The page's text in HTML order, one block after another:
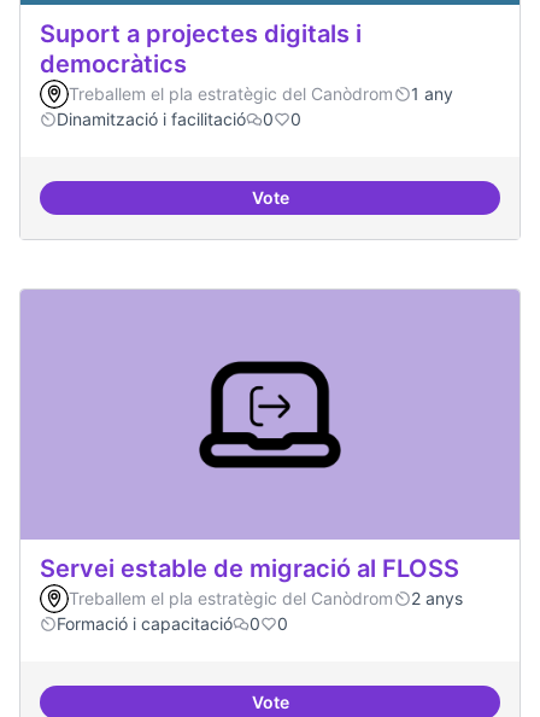
Suport a projectes digitals i
democràtics
Treballem el pla estratègic del Canòdrom
1 any
Dinamització i facilitació
0 0
VoteSuport a projectes digitals i
Servei estable de migració al FLOSS
Treballem el pla estratègic del Canòdrom
2 anys
Formació i capacitació
0 0
VoteServei estable de migració al